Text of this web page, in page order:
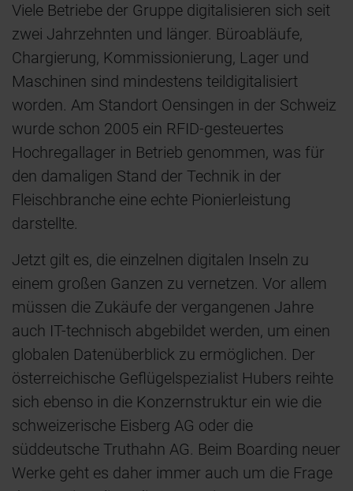
Viele Betriebe der Gruppe digitalisieren sich seit
zwei Jahrzehnten und länger. Büroabläufe,
Chargierung, Kommissionierung, Lager und
Maschinen sind mindestens teildigitalisiert
worden. Am Standort Oensingen in der Schweiz
wurde schon 2005 ein RFID-gesteuertes
Hochregallager in Betrieb genommen, was für
den damaligen Stand der Technik in der
Fleischbranche eine echte Pionierleistung
darstellte.
Jetzt gilt es, die einzelnen digitalen Inseln zu
einem großen Ganzen zu vernetzen. Vor allem
müssen die Zukäufe der vergangenen Jahre
auch IT-technisch abgebildet werden, um einen
globalen Datenüberblick zu ermöglichen. Der
österreichische Geflügelspezialist Hubers reihte
sich ebenso in die Konzernstruktur ein wie die
schweizerische Eisberg AG oder die
süddeutsche Truthahn AG. Beim Boarding neuer
Werke geht es daher immer auch um die Frage